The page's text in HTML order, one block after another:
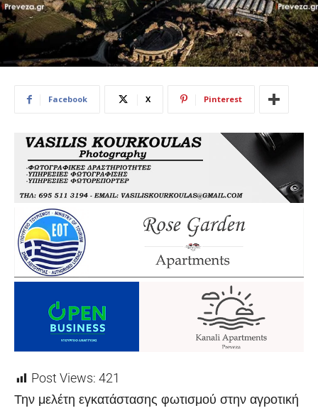
Facebook X Pinterest
Post Views: 421
Την μελέτη εγκατάστασης φωτισμού στην αγροτική